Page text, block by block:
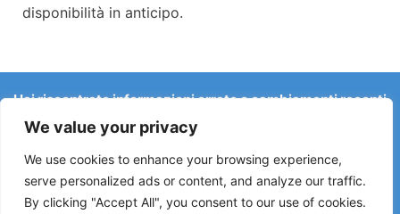
We value your privacy
We use cookies to enhance your browsing experience,
serve personalized ads or content, and analyze our traffic.
By clicking "Accept All", you consent to our use of cookies.
disponibilità in anticipo.
Hai riscontrato informazioni errate o cambiamenti recenti
Le segnalazioni su ostelli chiusi, allagamenti, deviazioni,
lavori stradali o altri cambiamenti aiutano a mantenere la
guida aggiornata.